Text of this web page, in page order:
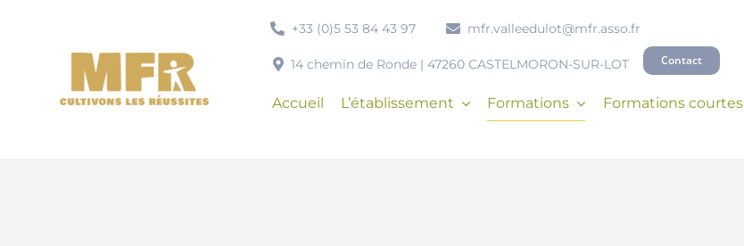
+33 (0)5 53 84 43 97 mfr.valleedulot@mfr.asso.fr
14 chemin de Ronde | 47260 CASTELMORON-SUR-LOT Contact
Accueil L’établissement Formations Formations courtes